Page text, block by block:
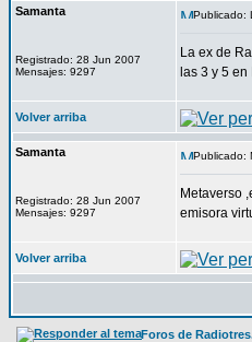
Samanta
Registrado: 28 Jun 2007
Mensajes: 9297
Publicado:
La ex de
las 3 y 5 en
Volver arriba
Samanta
Registrado: 28 Jun 2007
Mensajes: 9297
Publicado:
Metaverso
emisora
Volver arriba
Foros de